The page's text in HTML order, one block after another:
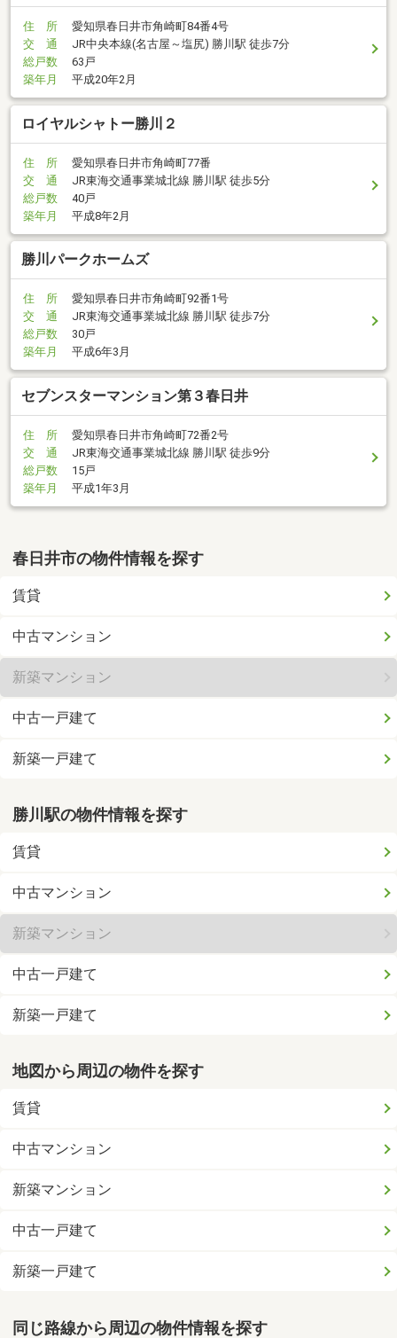
住 所
愛知県春日井市角崎町84番4号
交 通
JR中央本線(名古屋～塩尻) 勝川駅 徒歩7分
総戸数
63戸
築年月
平成20年2月
ロイヤルシャトー勝川２
住 所
愛知県春日井市角崎町77番
交 通
JR東海交通事業城北線 勝川駅 徒歩5分
総戸数
40戸
築年月
平成8年2月
勝川パークホームズ
住 所
愛知県春日井市角崎町92番1号
交 通
JR東海交通事業城北線 勝川駅 徒歩7分
総戸数
30戸
築年月
平成6年3月
セブンスターマンション第３春日井
住 所
愛知県春日井市角崎町72番2号
交 通
JR東海交通事業城北線 勝川駅 徒歩9分
総戸数
15戸
築年月
平成1年3月
春日井市の物件情報を探す
賃貸
中古マンション
新築マンション
中古一戸建て
新築一戸建て
勝川駅の物件情報を探す
賃貸
中古マンション
新築マンション
中古一戸建て
新築一戸建て
地図から周辺の物件を探す
賃貸
中古マンション
新築マンション
中古一戸建て
新築一戸建て
同じ路線から周辺の物件情報を探す